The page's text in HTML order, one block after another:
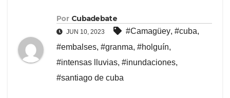
Por Cubadebate
JUN 10, 2023 #Camagüey, #cuba,
#embalses, #granma, #holguín,
#intensas lluvias, #inundaciones,
#santiago de cuba